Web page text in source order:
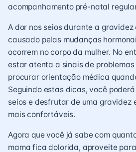
acompanhamento pré-natal
A dor nos seios durante a gravidez
causado pelas mudanças
ocorrem no corpo da mulher. No
estar atenta a sinais de problemas
procurar orientação médica
Seguindo estas dicas, você
seios e desfrutar de uma gravidez
mais confortáveis.
Agora que você já sabe com
mama fica dolorida, aproveite para